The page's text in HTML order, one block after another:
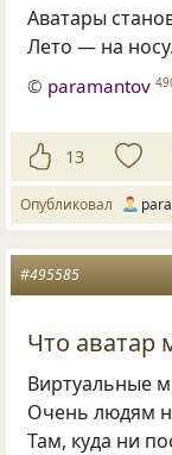
Аватары
Лето — на носу.
© paramantov
13
Опубликовал
#495585
Что аватар
Виртуальные
Очень людям
Там, куда ни